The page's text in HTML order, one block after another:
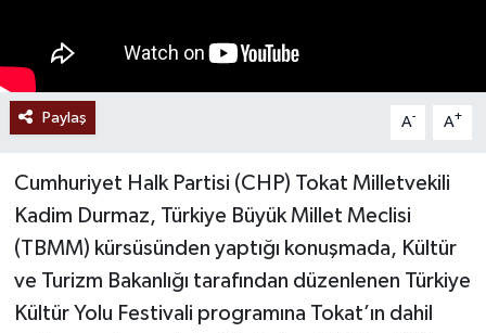
Paylaş A- A+
Cumhuriyet Halk Partisi (CHP) Tokat Milletvekili
Kadim Durmaz, Türkiye Büyük Millet Meclisi
(TBMM) kürsüsünden yaptığı konuşmada, Kültür
ve Turizm Bakanlığı tarafından düzenlenen Türkiye
Kültür Yolu Festivali programına Tokat’ın dahil